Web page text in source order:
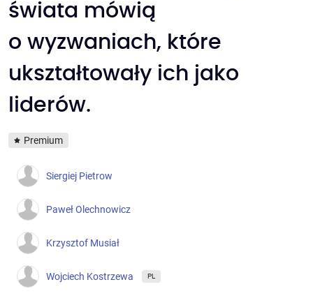
świata mówią
o wyzwaniach, które
ukształtowały ich jako
liderów.
Premium
Siergiej Pietrow
Paweł Olechnowicz
Krzysztof Musiał
Wojciech Kostrzewa PL